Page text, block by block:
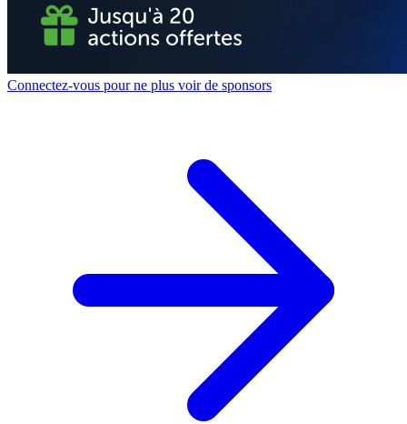
Connectez-vous pour ne plus voir de sponsors